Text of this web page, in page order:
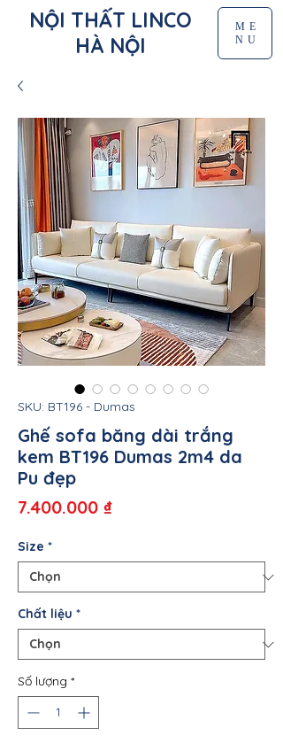
NỘI THẤT LINCO
HÀ NỘI
ME
NU
SKU: BT196 - Dumas
Ghế sofa băng dài trắng
kem BT196 Dumas 2m4 da
Pu đẹp
7.400.000 ₫Giá
Size *
Chất liệu *
Số lượng *